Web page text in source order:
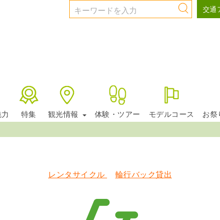
交通
特集 観光情報 体験・ツアー モデルコース お祭
レンタサイクル
レンタサイクル 輪行バック貸出